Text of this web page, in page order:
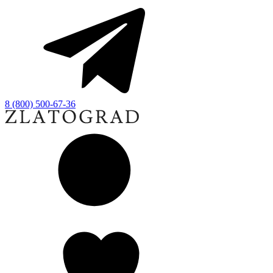
8 (800) 500-67-36